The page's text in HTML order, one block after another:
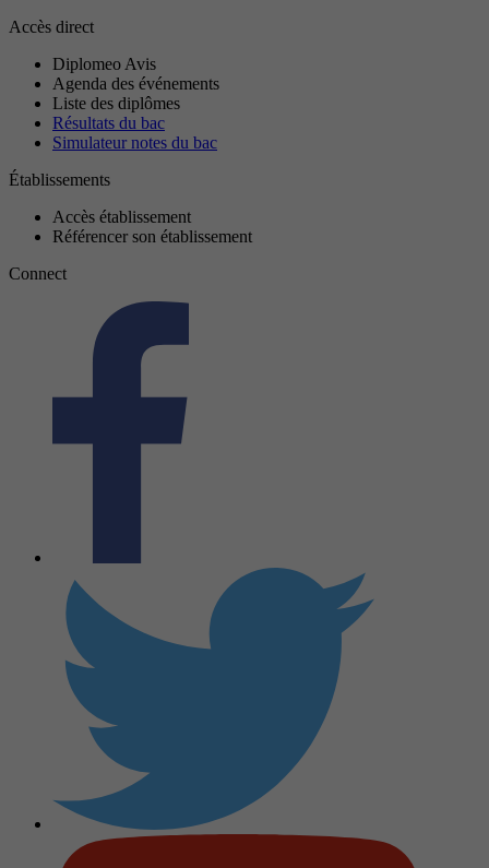
Accès direct
Diplomeo Avis
Agenda des événements
Liste des diplômes
Résultats du bac
Simulateur notes du bac
Établissements
Accès établissement
Référencer son établissement
Connect